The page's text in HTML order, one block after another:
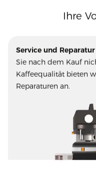
Ascaso
ECM
Fiorenzato
Ihre
Service und Reparatur
Sie nach dem Kauf
Kaffeequalität bieten
Reparaturen an.